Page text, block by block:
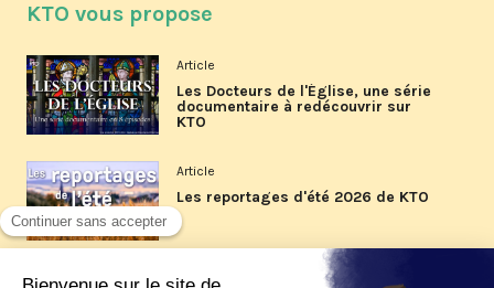
KTO vous propose
Article
Les Docteurs de l'Église, une série
documentaire à redécouvrir sur
KTO
Article
Les reportages d'été 2026 de KTO